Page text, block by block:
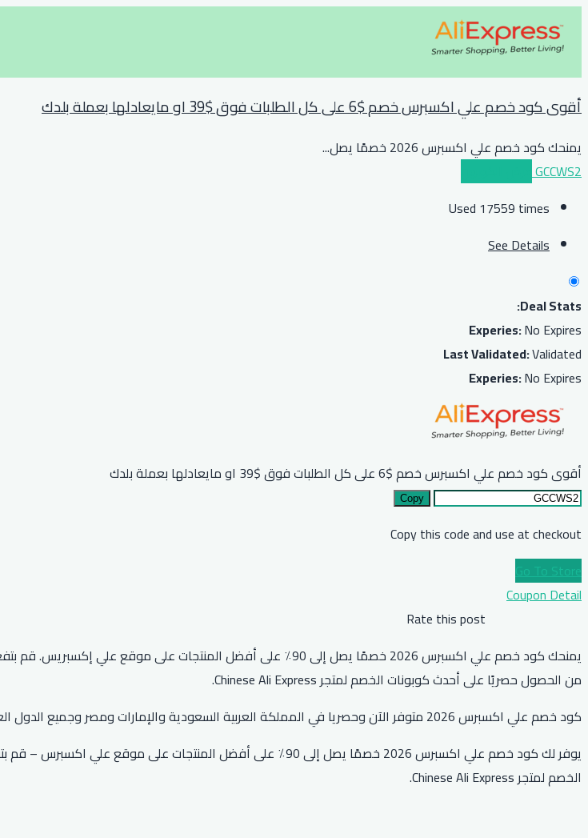
أقوى كود خصم علي اكسبرس خصم $6 على كل الطلبات فوق $39 او مايعادلها بعملة بلدك
يمنحك كود خصم علي اكسبرس 2026 خصمًا يصل
...
GCCWS2
Used 17559 times
See Details
Deal Stats:
Experies:No Expires
Last Validated:Validated
Experies:No Expires
أقوى كود خصم علي اكسبرس خصم $6 على كل الطلبات فوق $39 او مايعادلها بعملة بلدك
Copy
Copy this code and use at checkout
Go To Store
Coupon Detail
Rate this post
من الحصول حصريًا على أحدث كوبونات الخصم لمتجر Chinese Ali Express.
كود خصم علي اكسبرس 2026 متوفر الآن وحصريا في المملكة العربية السعودية والإمارات ومصر وجميع الدول العربية. انسخ كوبون علي اكسبرس واحصل على أقوى خصم فوري على جميع المنتجات.
يوفر لك كود خصم علي اكسبرس 2026 خصمًا يصل إلى 90٪ على أفضل
الخصم لمتجر Chinese Ali Express.